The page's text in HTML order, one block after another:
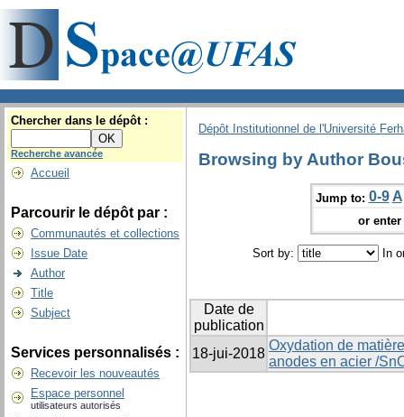
Chercher dans le dépôt :
Recherche avancée
Accueil
Parcourir le dépôt par :
Communautés et collections
Issue Date
Author
Title
Subject
Services personnalisés :
Recevoir les nouveautés
Espace personnel
utilisateurs autorisés
Dépôt Institutionnel de l'Université
Browsing by Author
Jump to: 0-9 A
or
Sort by: In
Date de
publication
18-jui-2018
Oxydation de
anodes en acier /